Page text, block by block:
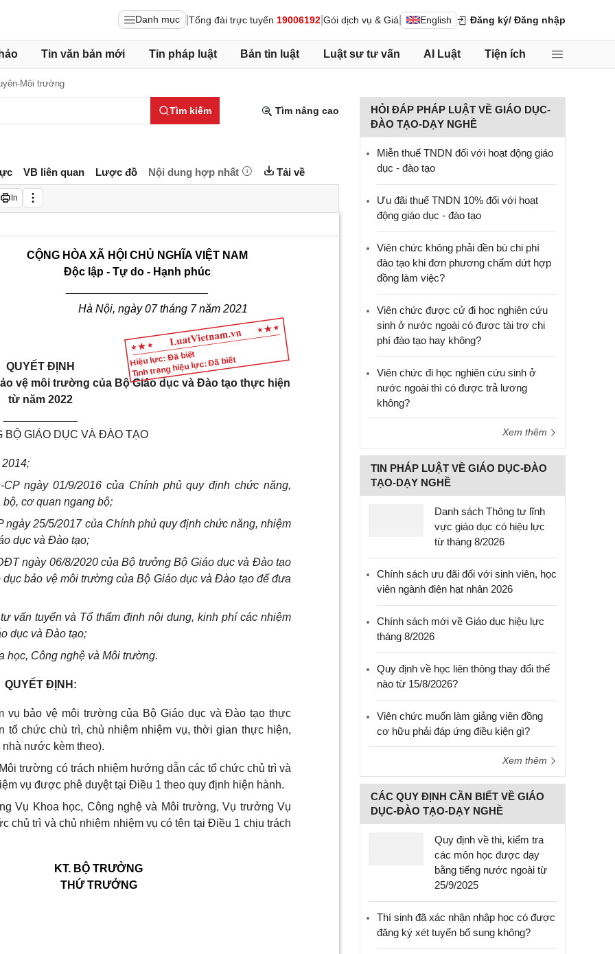
Danh mục Tổng đài trực tuyến 19006192 Gói dịch vụ & Giá English Đăng ký/ Đăng nhập
Tin văn bản mới Tin pháp luật Bản tin luật Luật sư tư vấn AI Luật Tiện ích
Môi trường
Tìm kiếm Tìm nâng cao
VB liên quan Lược đồ Nội dung hợp nhất Tải về
In
Hiệu lực: Đã biết
Tình trạng hiệu lực: Đã biết
CỘNG HÒA XÃ HỘI CHỦ NGHĨA VIỆT NAM
Độc lập - Tự do - Hạnh phúc
Hà Nội, ngày 07 tháng 7 năm 2021
QUYẾT ĐỊNH
vệ môi trường của Bộ Giáo dục và Đào tạo thực hiện
từ năm 2022
BỘ GIÁO DỤC VÀ ĐÀO TẠO
ngày 01/9/2016 của Chính phủ quy định chức năng,
cơ quan ngang bộ;
25/5/2017 của Chính phủ quy định chức năng, nhiệm
dục và Đào tạo;
ngày 06/8/2020 của Bộ trưởng Bộ Giáo dục và Đào tạo
bảo vệ môi trường của Bộ Giáo dục và Đào tạo để đưa
vấn tuyển và Tổ thẩm định nội dung, kinh phí các nhiệm
dục và Đào tạo;
học, Công nghệ và Môi trường.
QUYẾT ĐỊNH:
vụ bảo vệ môi trường của Bộ Giáo dục và Đào tạo thực
tổ chức chủ trì, chủ nhiệm nhiệm vụ, thời gian thực hiện,
nước kèm theo).
trường có trách nhiệm hướng dẫn các tổ chức chủ trì và
vụ được phê duyệt tại Điều 1 theo quy định hiện hành.
Vụ Khoa học, Công nghệ và Môi trường, Vụ trưởng Vụ
chủ trì và chủ nhiệm nhiệm vụ có tên tại Điều 1 chịu trách
KT. BỘ TRƯỞNG
THỨ TRƯỞNG
HỎI ĐÁP PHÁP LUẬT VỀ GIÁO DỤC-
ĐÀO TẠO-DẠY NGHỀ
Miễn thuế TNDN đối với hoạt động giáo
dục - đào tạo
Ưu đãi thuế TNDN 10% đối với hoạt
động giáo dục - đào tạo
Viên chức không phải đền bù chi phí
đào tạo khi đơn phương chấm dứt hợp
đồng làm việc?
Viên chức được cử đi học nghiên cứu
sinh ở nước ngoài có được tài trợ chi
phí đào tạo hay không?
Viên chức đi học nghiên cứu sinh ở
nước ngoài thì có được trả lương
không?
Xem thêm
TIN PHÁP LUẬT VỀ GIÁO DỤC-ĐÀO
TẠO-DẠY NGHỀ
Danh sách Thông tư lĩnh
vực giáo dục có hiệu lực
từ tháng 8/2026
Chính sách ưu đãi đối với sinh viên, học
viên ngành điện hạt nhân 2026
Chính sách mới về Giáo dục hiệu lực
tháng 8/2026
Quy định về học liên thông thay đổi thế
nào từ 15/8/2026?
Viên chức muốn làm giảng viên đồng
cơ hữu phải đáp ứng điều kiện gì?
Xem thêm
CÁC QUY ĐỊNH CẦN BIẾT VỀ GIÁO
DỤC-ĐÀO TẠO-DẠY NGHỀ
Quy định về thi, kiểm tra
các môn học được dạy
bằng tiếng nước ngoài từ
25/9/2025
Thí sinh đã xác nhận nhập học có được
đăng ký xét tuyển bổ sung không?